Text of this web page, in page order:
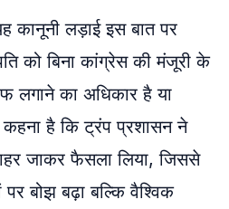
कानूनी लड़ाई इस बात पर
को बिना कांग्रेस की मंजूरी के
लगाने का अधिकार है या
कहना है कि ट्रंप प्रशासन ने
जाकर फैसला लिया, जिससे
पर बोझ बढ़ा बल्कि वैश्विक